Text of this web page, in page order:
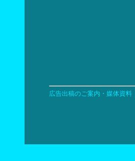
広告出稿のご案内・媒体資料